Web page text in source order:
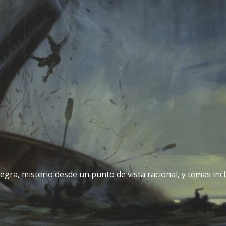
misterio desde un punto de vista racional, y temas